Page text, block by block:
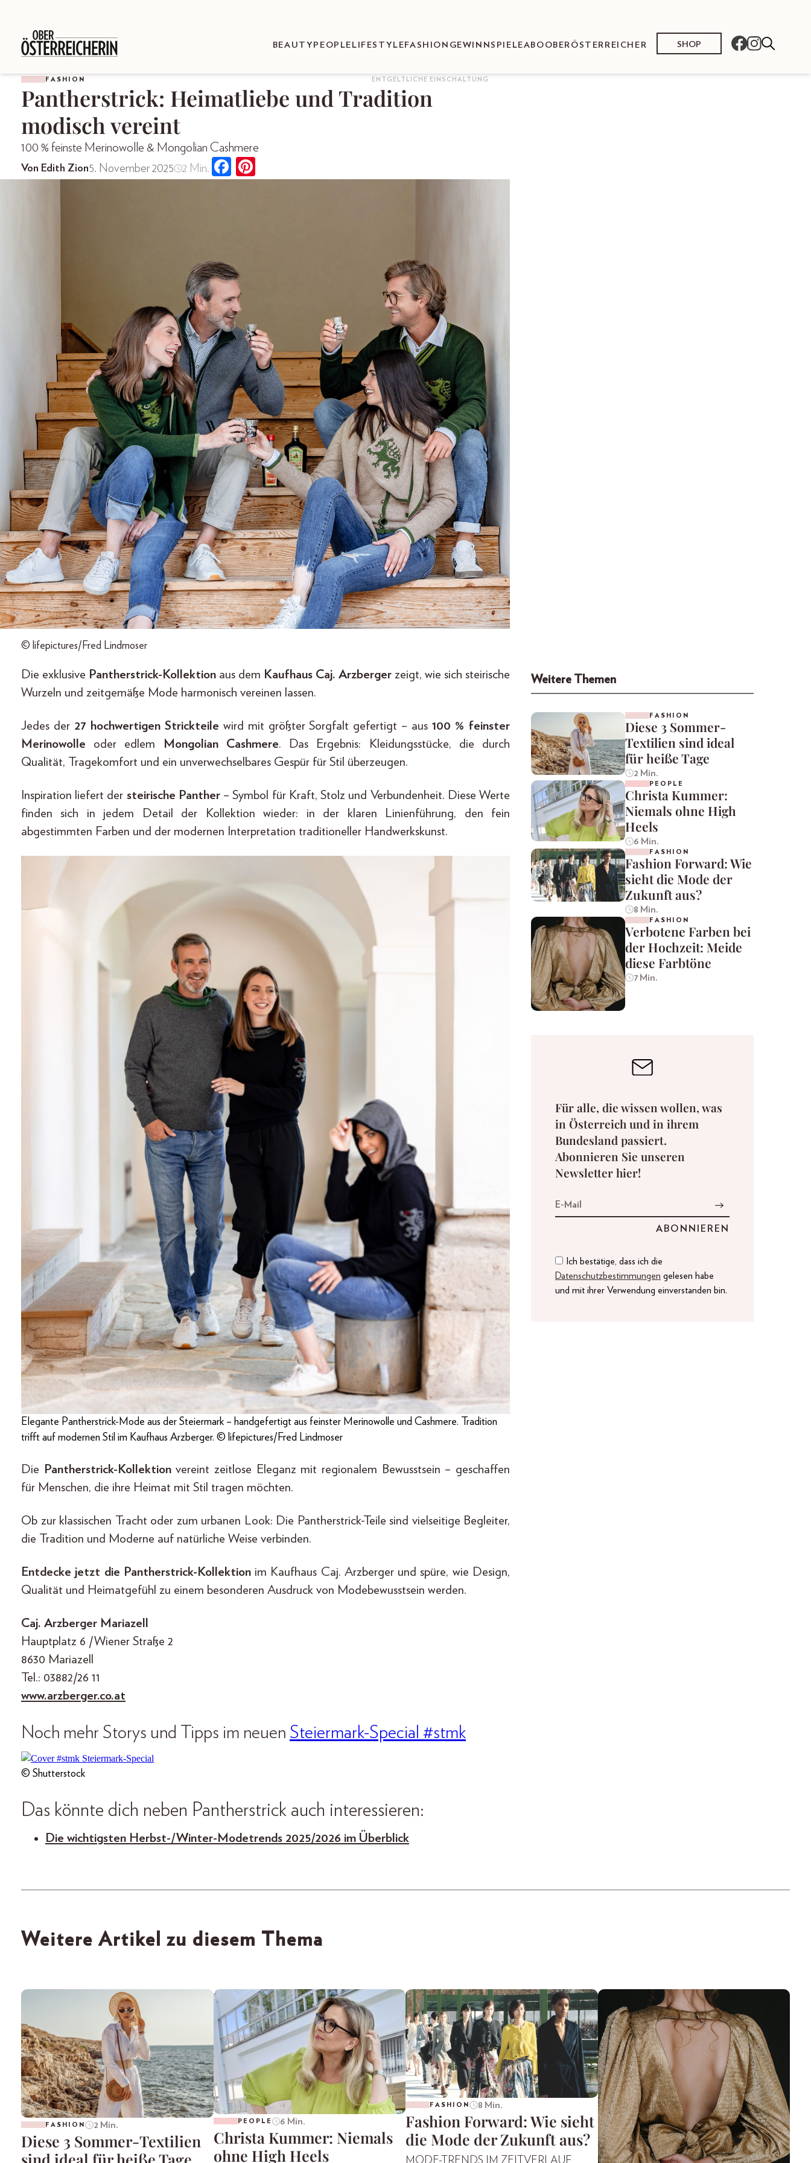
BEAUTY PEOPLE LIFESTYLEFASHION GEWINNSPIELEABO OBERÖSTERREICHER SHOP
FASHION ENTGELTLICHE EINSCHALTUNG
Pantherstrick: Heimatliebe und Tradition
modisch vereint
100 % feinste Merinowolle & Mongolian Cashmere
Von Edith Zion5. November 2025 2 Min.
© lifepictures/Fred Lindmoser
Die exklusive Pantherstrick-Kollektion aus dem Kaufhaus Caj. Arzberger zeigt, wie sich steirische
Wurzeln und zeitgemäße Mode harmonisch vereinen lassen.
Jedes der 27 hochwertigen Strickteile wird mit größter Sorgfalt gefertigt – aus100 % feinster
Merinowolle oder edlem Mongolian Cashmere. Das Ergebnis: Kleidungsstücke, die durch
Qualität, Tragekomfort und ein unverwechselbares Gespür für Stil überzeugen.
Inspiration liefert der steirische Panther– Symbol für Kraft, Stolz und Verbundenheit. Diese Werte
finden sich in jedem Detail der Kollektion wieder: in der klaren Linienführung, den fein
abgestimmten Farben und der modernen Interpretation traditioneller Handwerkskunst.
Elegante Pantherstrick-Mode aus der Steiermark – handgefertigt aus feinster Merinowolle und Cashmere. Tradition
trifft auf modernen Stil im Kaufhaus Arzberger. © lifepictures/Fred Lindmoser
Die Pantherstrick-Kollektionvereint zeitlose Eleganz mit regionalem Bewusstsein – geschaffen
für Menschen, die ihre Heimat mit Stil tragen möchten.
Ob zur klassischen Tracht oder zum urbanen Look: Die Pantherstrick-Teile sind vielseitige Begleiter,
die Tradition und Moderne auf natürliche Weise verbinden.
Entdecke jetzt die Pantherstrick-Kollektionim Kaufhaus Caj. Arzberger und spüre, wie Design,
Qualität und Heimatgefühl zu einem besonderen Ausdruck von Modebewusstsein werden.
Caj. Arzberger Mariazell
Hauptplatz 6 /Wiener Straße 2
8630 Mariazell
Tel.: 03882/26 11
www.arzberger.co.at
Noch mehr Storys und Tipps im neuen Steiermark-Special #stmk
© Shutterstock
Das könnte dich neben Pantherstrick auch interessieren:
Die wichtigsten Herbst-/Winter-Modetrends 2025/2026 im Überblick
Weitere Themen
FASHION
Diese 3 Sommer-
Textilien sind ideal
für heiße Tage
2 Min.
PEOPLE
Christa Kummer:
Niemals ohne High
Heels
6 Min.
FASHION
Fashion Forward: Wie
sieht die Mode der
Zukunft aus?
8 Min.
FASHION
Verbotene Farben bei
der Hochzeit: Meide
diese Farbtöne
7 Min.
Für alle, die wissen wollen, was
in Österreich und in ihrem
Bundesland passiert.
Abonnieren Sie unseren
Newsletter hier!
Ich bestätige, dass ich die
Datenschutzbestimmungen gelesen habe
und mit ihrer Verwendung einverstanden bin.
Weitere Artikel zu diesem Thema
FASHION 2 Min.
Diese 3 Sommer-Textilien
sind ideal für heiße Tage
PEOPLE 6 Min.
Christa Kummer: Niemals
ohne High Heels
FASHION 8 Min.
Fashion Forward: Wie sieht
die Mode der Zukunft aus?
MODE-TRENDS IM ZEITVERLAUF